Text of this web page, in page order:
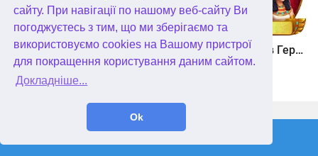
сайту. При навігації по нашому веб-сайту Ви
погоджуєтесь з тим, що ми зберігаємо та
використовуємо cookies на Вашому пристрої
для покращення користування даним сайтом.
Докладніше...
Ok
Шукачі скарбів. Сніжна королева. колекційне видання Алісія Квотермейн 3. Таємниця палаючого золота. колекційне видання 12 подвигів Геракла. Як я зустрів Мегару. колекційне видання
WellGames.com